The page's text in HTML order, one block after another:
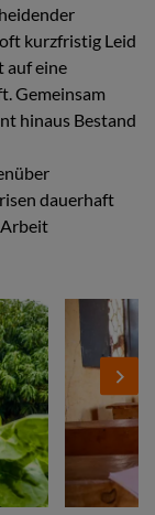
kurzfristig Leid
auf eine
Gemeinsam
hinaus Bestand
dauerhaft
Arbeit
Add
Image
Next